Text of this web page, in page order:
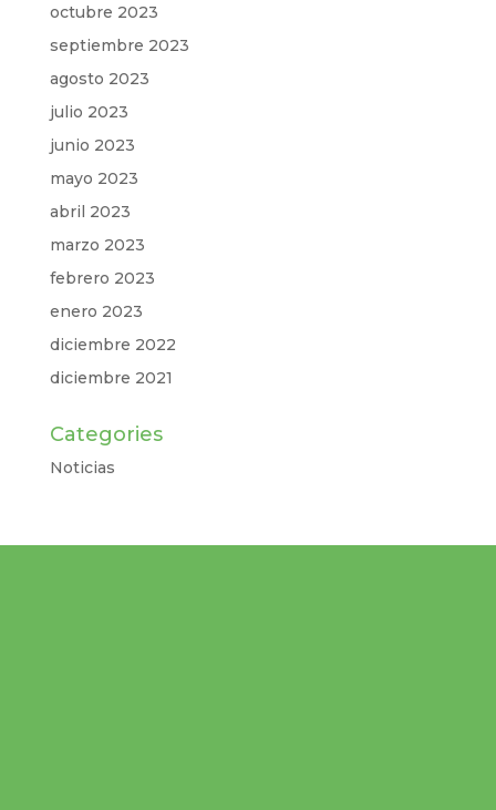
octubre 2023
septiembre 2023
agosto 2023
julio 2023
junio 2023
mayo 2023
abril 2023
marzo 2023
febrero 2023
enero 2023
diciembre 2022
diciembre 2021
Categories
Noticias